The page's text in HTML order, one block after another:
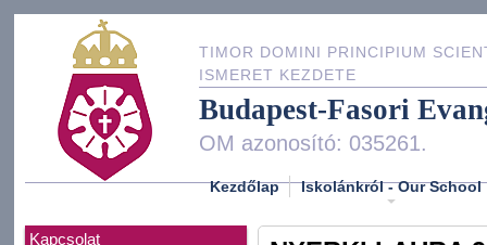
TIMOR DOMINI PRINCIPIUM
ISMERET KEZDETE
Budapest-Fasori
OM azonosító: 035261.
Kezdőlap Iskolánkról - Our School
Kapcsolat